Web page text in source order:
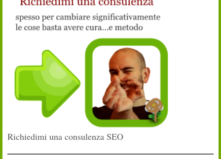
Richiedimi una consulenza SEO